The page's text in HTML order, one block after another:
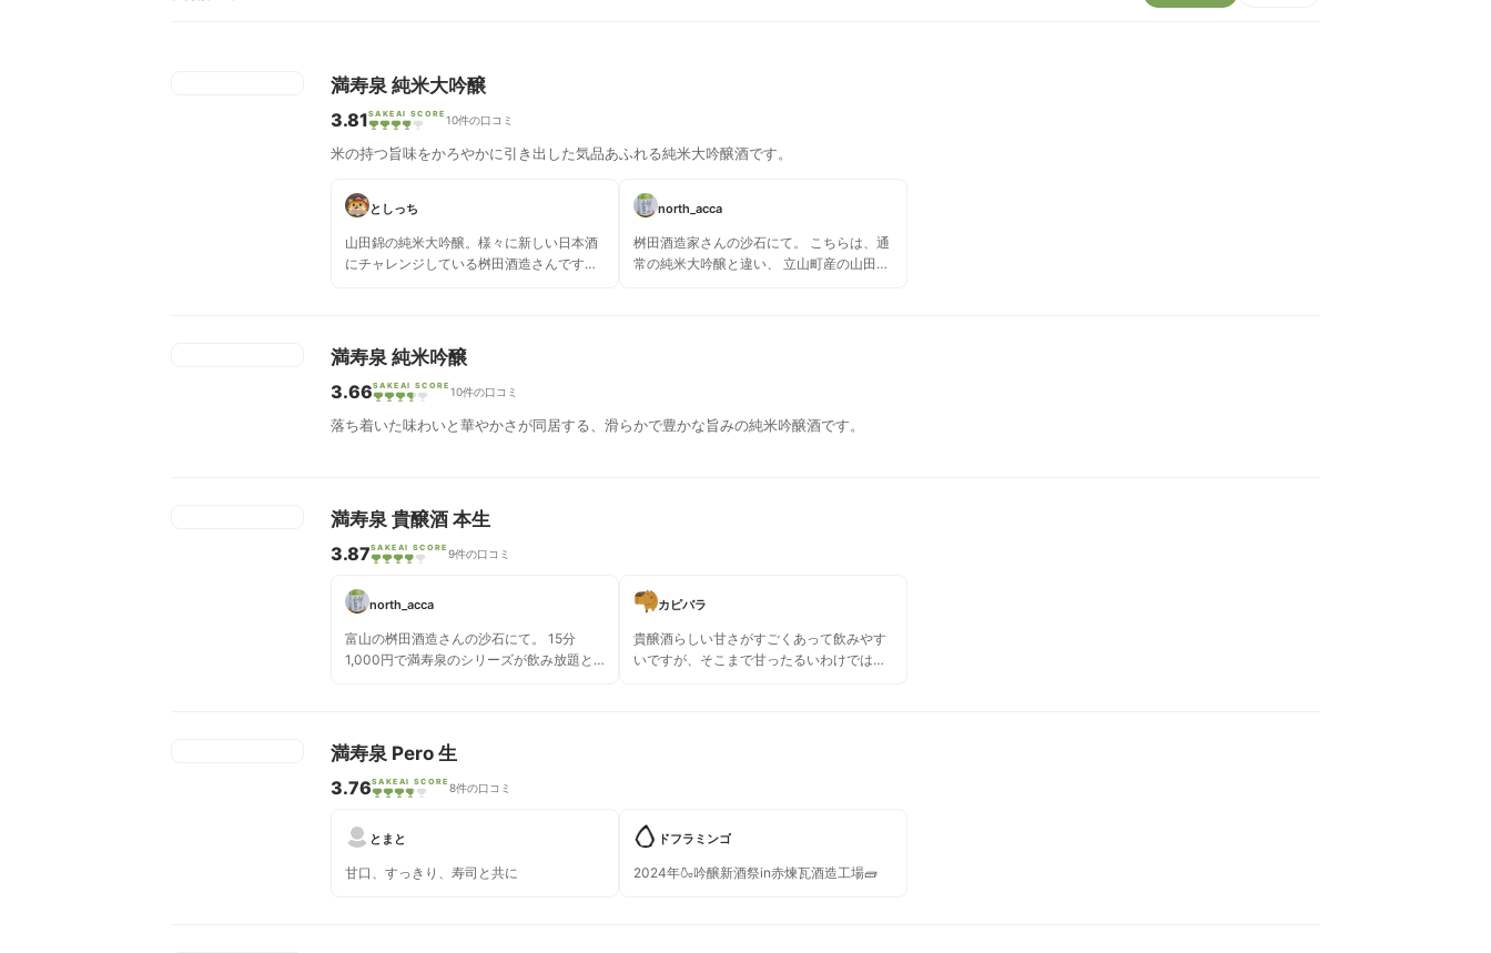
満寿泉 純米大吟醸
3.81SAKEAI SCORE 10件の口コミ
米の持つ旨味をかろやかに引き出した気品あふれる純米大吟醸酒です。
としっち
山田錦の純米大吟醸。様々に新しい日本酒
にチャレンジしている桝田酒造さんです
north_acca
桝田酒造家さんの沙石にて。 こちらは、通
常の純米大吟醸と違い、 立山町産の山田錦
満寿泉 純米吟醸
3.66SAKEAI SCORE 10件の口コミ
落ち着いた味わいと華やかさが同居する、滑らかで豊かな旨みの純米吟醸酒です。
満寿泉 貴醸酒 本生
3.87SAKEAI SCORE 9件の口コミ
north_acca
富山の桝田酒造さんの沙石にて。 15分
1,000円で満寿泉のシリーズが飲み放題と
ピッタリ。 またアイスとかにかけても美味
しそう。
カピバラ
貴醸酒らしい甘さがすごくあって飲みやす
いですが、そこまで甘ったるいわけではな
満寿泉 Pero 生
3.76SAKEAI SCORE 8件の口コミ
とまと
甘口、すっきり、寿司と共に
ドフラミンゴ
2024年🍶吟醸新酒祭in赤煉瓦酒造工場🧱